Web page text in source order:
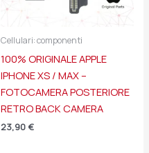
Cellulari: componenti
100% ORIGINALE APPLE
IPHONE XS / MAX –
FOTOCAMERA POSTERIORE
RETRO BACK CAMERA
23,90 €